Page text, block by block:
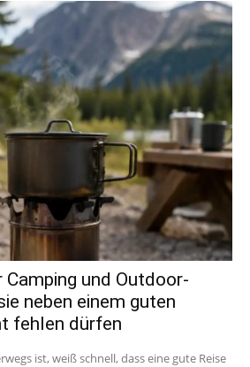
und Outdoor-
neben einem guten
fehlen dürfen
ist, weiß schnell, dass eine gute Reise